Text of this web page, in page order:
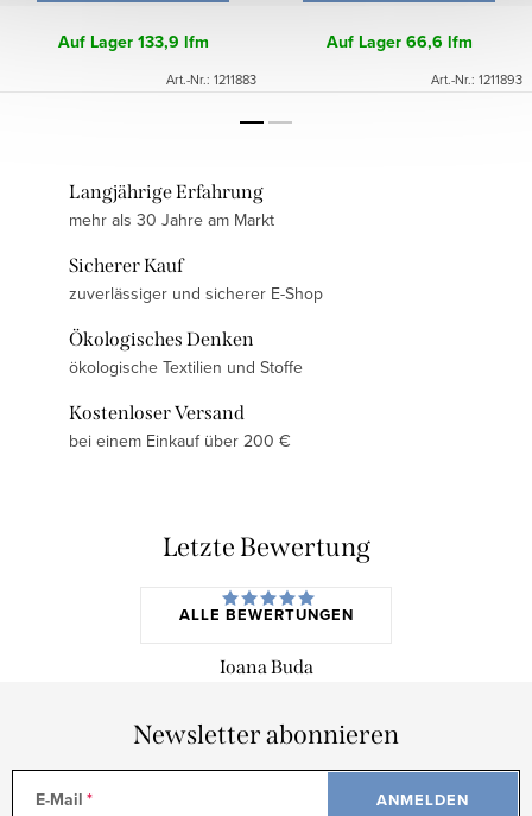
Auf Lager133,9 lfm
Art.-Nr.: 1211883
Auf Lager66,6 lfm
Art.-Nr.: 1211893
Langjährige Erfahrung
mehr als 30 Jahre am Markt
Sicherer Kauf
zuverlässiger und sicherer E-Shop
Ökologisches Denken
ökologische Textilien und Stoffe
Kostenloser Versand
bei einem Einkauf über 200 €
Letzte Bewertung
ALLE BEWERTUNGEN
Ioana Buda
Newsletter abonnieren
E-Mail ANMELDEN